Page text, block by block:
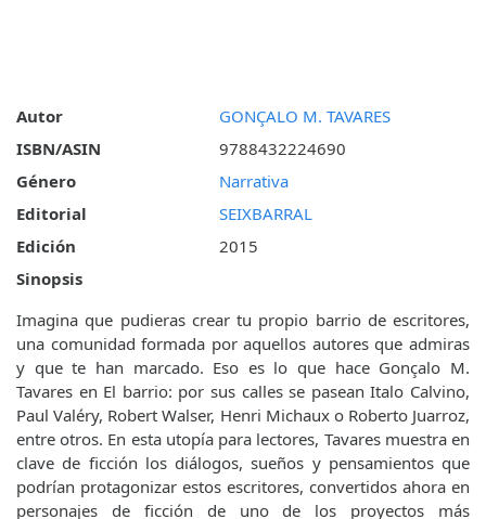
Autor
GONÇALO M. TAVARES
ISBN/ASIN
9788432224690
Género
Narrativa
Editorial
SEIXBARRAL
Edición
2015
Sinopsis
Imagina que pudieras crear tu propio barrio de escritores,
una comunidad formada por aquellos autores que admiras
y que te han marcado. Eso es lo que hace Gonçalo M.
Tavares en El barrio: por sus calles se pasean Italo Calvino,
Paul Valéry, Robert Walser, Henri Michaux o Roberto Juarroz,
entre otros. En esta utopía para lectores, Tavares muestra en
clave de ficción los diálogos, sueños y pensamientos que
podrían protagonizar estos escritores, convertidos ahora en
personajes de ficción de uno de los proyectos más